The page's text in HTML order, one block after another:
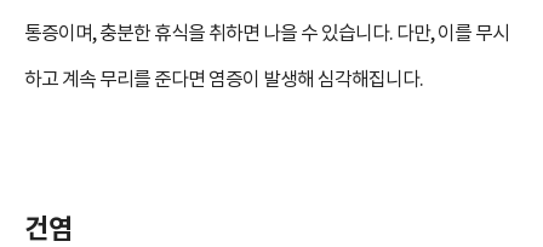
통증이며, 충분한 휴식을 취하면 나을 수 있습니다. 다만, 이를 무시
하고 계속 무리를 준다면 염증이 발생해 심각해집니다.
건염